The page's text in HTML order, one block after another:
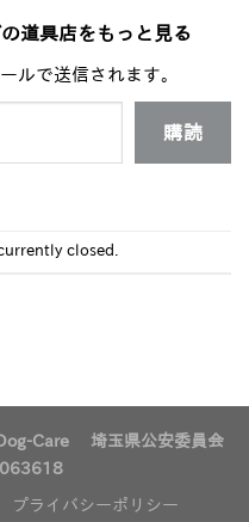
道具店をもっと見る
ルで送信されます。
購読
closed.
Care 埼玉県公安委員会
プライバシーポリシー